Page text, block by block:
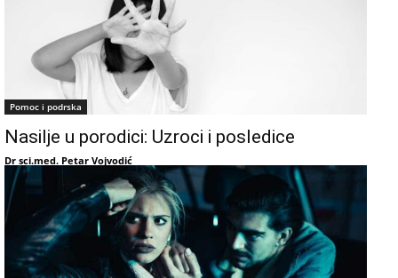
Pomoc i podrska
Nasilje u porodici: Uzroci i posledice
Dr sci.med. Petar Vojvodić